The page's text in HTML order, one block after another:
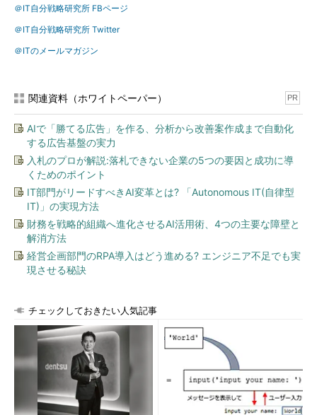
Copyright 2012-2017OPAP-JP contributors.
本作品は特に注記がない限りCC-BY 4.0の下にご利用いただけます
筆者プロフィール
作画：るみあ
す！」ではキャラクターデザイン・キャラ作
画担当をしています。
アニメ「こうしす！」監督、脚本。情報処理
安全確保支援士。プログラマーの本業の傍
ら、セキュリティ普及啓発活動を行う。
こうしす！社内SE 祝園アカネの情報セキ
ュリティ事件簿
」（翔泳社）2020年2月発売
＠IT自分戦略研究所 FBページ
＠IT自分戦略研究所 Twitter
＠ITのメールマガジン
関連資料（ホワイトペーパー） PR
AIで「勝てる広告」を作る、分析から改善案作成まで自動化
する広告基盤の実力
入札のプロが解説:落札できない企業の5つの要因と成功に導
くためのポイント
IT部門がリードすべきAI変革とは? 「Autonomous IT(自律型
IT)」の実現方法
財務を戦略的組織へ進化させるAI活用術、4つの主要な障壁と
解消方法
経営企画部門のRPA導入はどう進める? エンジニア不足でも実
現させる秘訣
チェックしておきたい人気記事